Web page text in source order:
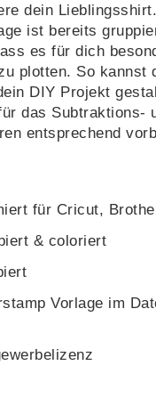
dein
ist bereits
es für dich
plotten. So kannst
DIY Projekt
das Subtraktions-
entsprechend
für Cricut,
& coloriert
Vorlage im